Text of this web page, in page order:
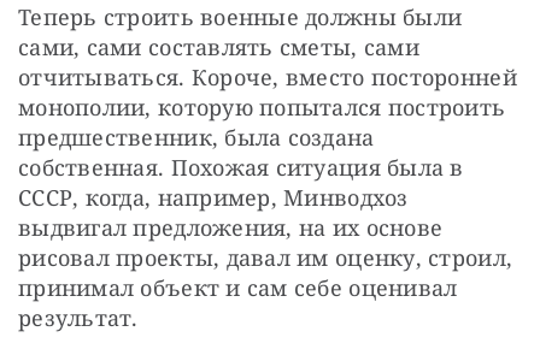
Теперь строить военные должны были
сами, сами составлять сметы, сами
отчитываться. Короче, вместо посторонней
монополии, которую попытался построить
предшественник, была создана
собственная. Похожая ситуация была в
СССР, когда, например, Минводхоз
выдвигал предложения, на их основе
рисовал проекты, давал им оценку, строил,
принимал объект и сам себе оценивал
результат.